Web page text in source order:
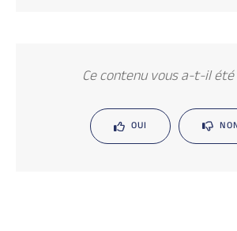
Ce contenu vous a-t-il
OUI